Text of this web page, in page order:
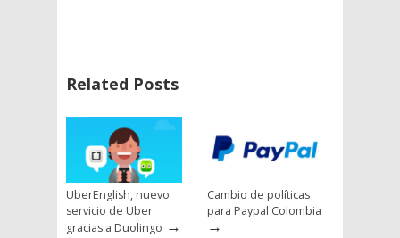
Related Posts
UberEnglish, nuevo
servicio de Uber
gracias a Duolingo →
Cambio de políticas
para Paypal Colombia
→